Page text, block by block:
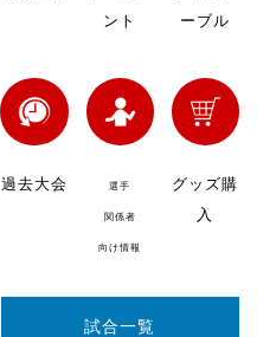
ント
ーブル
過去大会 選手
関係者
向け情報
グッズ購
入
試合一覧